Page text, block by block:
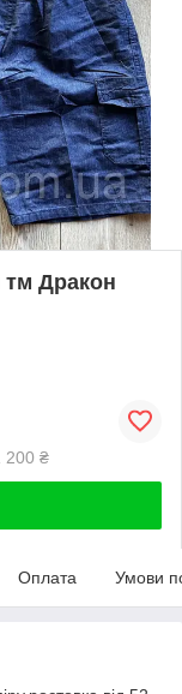
тм Дракон
200 ₴
Оплата Умови